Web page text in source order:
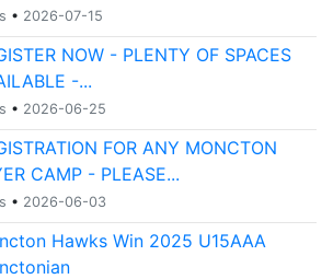
• 2026-07-15
NOW - PLENTY OF SPACES
-...
• 2026-06-25
FOR ANY MONCTON
CAMP - PLEASE...
• 2026-06-03
Hawks Win 2025 U15AAA